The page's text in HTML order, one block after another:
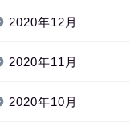
2020年12月
2020年11月
2020年10月